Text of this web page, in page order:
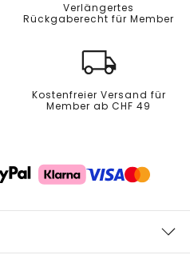
Verlängertes
Rückgaberecht für Member
Kostenfreier Versand für
Member ab CHF 49